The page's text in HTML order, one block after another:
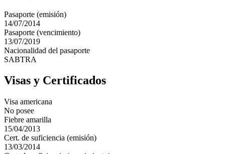
Pasaporte (emisión)
14/07/2014
Pasaporte (vencimiento)
13/07/2019
Nacionalidad del pasaporte
SABTRA
Visas y Certificados
Visa americana
No posee
Fiebre amarilla
15/04/2013
Cert. de suficiencia (emisión)
13/03/2014